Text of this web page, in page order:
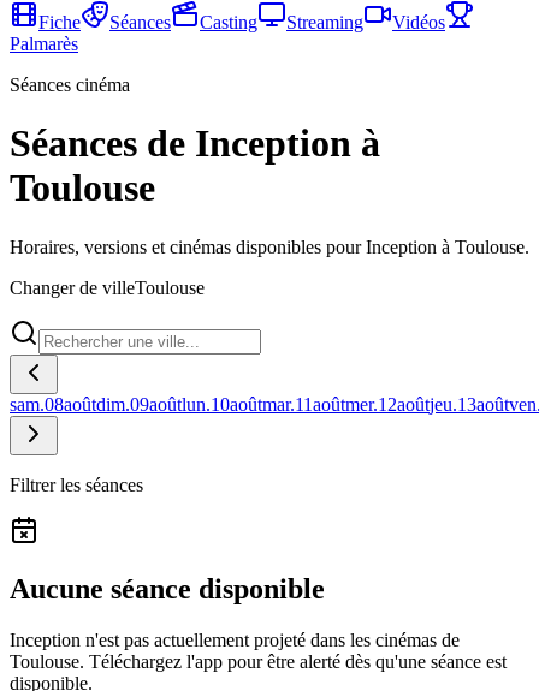
Fiche
Séances Casting Streaming
Vidéos
Palmarès
Séances cinéma
Séances de Inception à
Toulouse
Horaires, versions et cinémas disponibles pour Inception à Toulouse.
Changer de villeToulouse
sam.08aoûtdim.09aoûtlun.10aoûtmar.11aoûtmer.12aoûtjeu.13août
Filtrer les séances
Aucune séance disponible
Inception n'est pas actuellement projeté dans les cinémas de
Toulouse. Téléchargez l'app pour être alerté dès qu'une séance est
disponible.